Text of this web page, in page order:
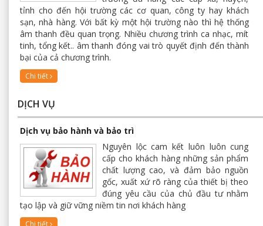
tỉnh cho đến hội trường các cơ quan, công ty hay khách
sạn, nhà hàng. Với bất kỳ một hội trường nào thì hệ thống
âm thanh đều quan trọng. Nhiều chương trình ca nhạc, mít
tinh, tổng kết.. âm thanh đóng vai trò quyết định đến thành
bại của cả chương trình.
Chi tiết
DỊCH VỤ
Dịch vụ bảo hành và bảo trì
Nguyên lộc cam kết luôn luôn cung
cấp cho khách hàng những sản phẩm
chất lượng cao, và đảm bảo nguồn
gốc, xuất xứ rõ ràng của thiết bị theo
đúng yêu cầu của chủ đầu tư nhằm
tạo lập và giữ vững niềm tin nơi khách hàng
Chi tiết